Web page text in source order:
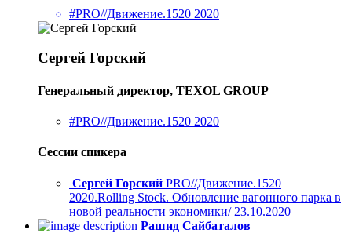
#PRO//Движение.1520 2020
Сергей Горский
Генеральный директор, TEXOL GROUP
#PRO//Движение.1520 2020
Сессии спикера
Сергей Горский PRO//Движение.1520
2020.Rolling Stock. Обновление вагонного парка в
новой реальности экономики/ 23.10.2020
Рашид Сайбаталов